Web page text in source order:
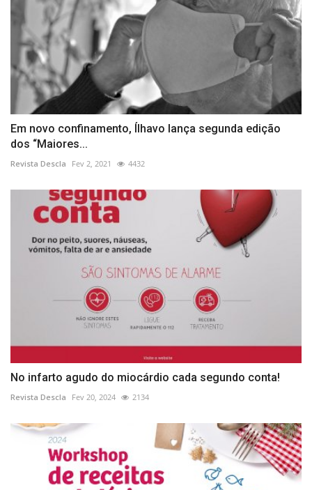
Em novo confinamento, Ílhavo lança segunda edição
dos “Maiores...
Revista Descla Fev 2, 2021 4432
No infarto agudo do miocárdio cada segundo conta!
Revista Descla Fev 20, 2024 2134